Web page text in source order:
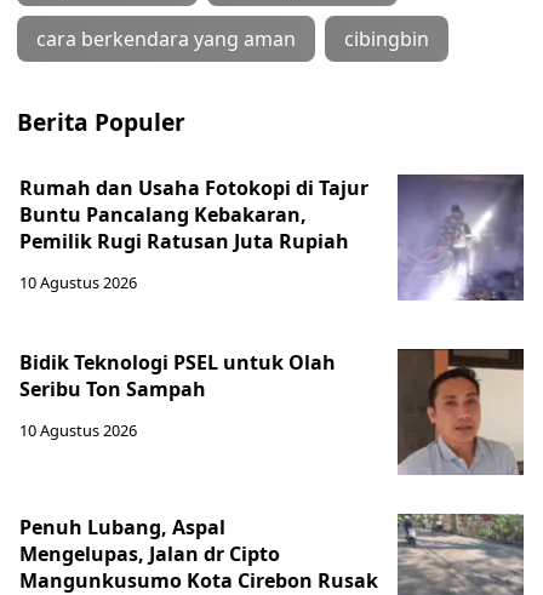
cara berkendara yang aman cibingbin
Berita Populer
Rumah dan Usaha Fotokopi di Tajur
Buntu Pancalang Kebakaran,
Pemilik Rugi Ratusan Juta Rupiah
10 Agustus 2026
Bidik Teknologi PSEL untuk Olah
Seribu Ton Sampah
10 Agustus 2026
Penuh Lubang, Aspal
Mengelupas, Jalan dr Cipto
Mangunkusumo Kota Cirebon Rusak